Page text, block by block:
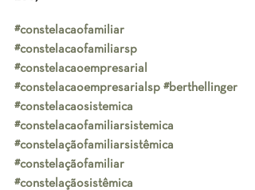
#constelacaofamiliar
#constelacaofamiliarsp
#constelacaoempresarial
#constelacaoempresarialsp #berthellinger
#constelacaosistemica
#constelacaofamiliarsistemica
#constelaçãofamiliarsistêmica
#constelaçãofamiliar
#constelaçãosistêmica